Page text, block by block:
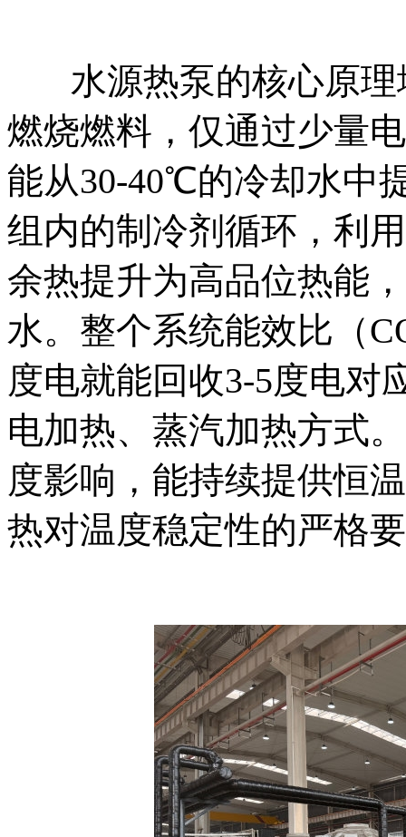
水源热泵的核心原
燃烧燃料，仅通过少量
能从30-40℃的冷却水中
组内的制冷剂循环，利
余热提升为高品位热能
水。整个系统能效比（
度电就能回收3-5度电对
电加热、蒸汽加热方式
度影响，能持续提供恒
热对温度稳定性的严格